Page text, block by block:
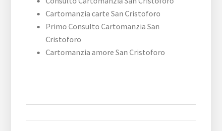
Cartomanzia carte San Cristoforo
Primo Consulto Cartomanzia San
Cristoforo
Cartomanzia amore San Cristoforo